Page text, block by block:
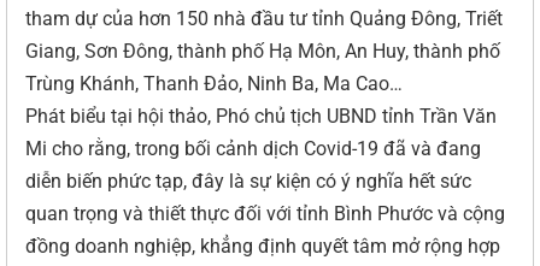
tham dự của hơn 150 nhà đầu tư tỉnh Quảng Đông, Triết
Giang, Sơn Đông, thành phố Hạ Môn, An Huy, thành phố
Trùng Khánh, Thanh Đảo, Ninh Ba, Ma Cao…
Phát biểu tại hội thảo, Phó chủ tịch UBND tỉnh Trần Văn
Mi cho rằng, trong bối cảnh dịch Covid-19 đã và đang
diễn biến phức tạp, đây là sự kiện có ý nghĩa hết sức
quan trọng và thiết thực đối với tỉnh Bình Phước và cộng
đồng doanh nghiệp, khẳng định quyết tâm mở rộng hợp